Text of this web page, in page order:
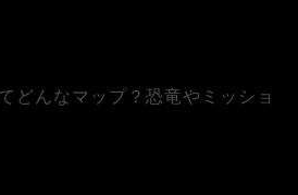
どんなマップ？恐竜やミッショ